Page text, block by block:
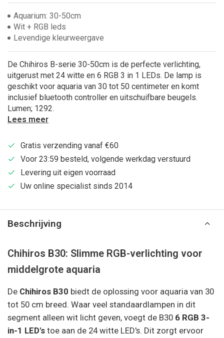
Aquarium: 30-50cm
Wit + RGB leds
Levendige kleurweergave
De Chihiros B-serie 30-50cm is de perfecte verlichting,
uitgerust met 24 witte en 6 RGB 3 in 1 LEDs. De lamp is
geschikt voor aquaria van 30 tot 50 centimeter en komt
inclusief bluetooth controller en uitschuifbare beugels.
Lumen; 1292.
Lees meer
Gratis verzending vanaf €60
Voor 23:59 besteld, volgende werkdag verstuurd
Levering uit eigen voorraad
Uw online specialist sinds 2014
Beschrijving
Chihiros B30: Slimme RGB-verlichting voor
middelgrote aquaria
De Chihiros B30 biedt de oplossing voor aquaria van 30
tot 50 cm breed. Waar veel standaardlampen in dit
segment alleen wit licht geven, voegt de B30 6 RGB 3-
in-1 LED's toe aan de 24 witte LED's. Dit zorgt ervoor